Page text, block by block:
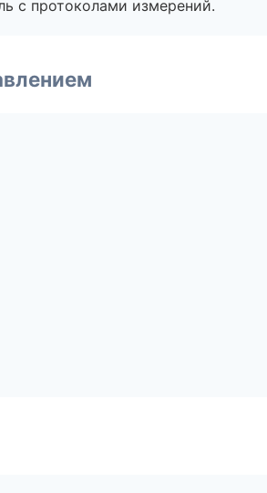
с протоколами измерений.